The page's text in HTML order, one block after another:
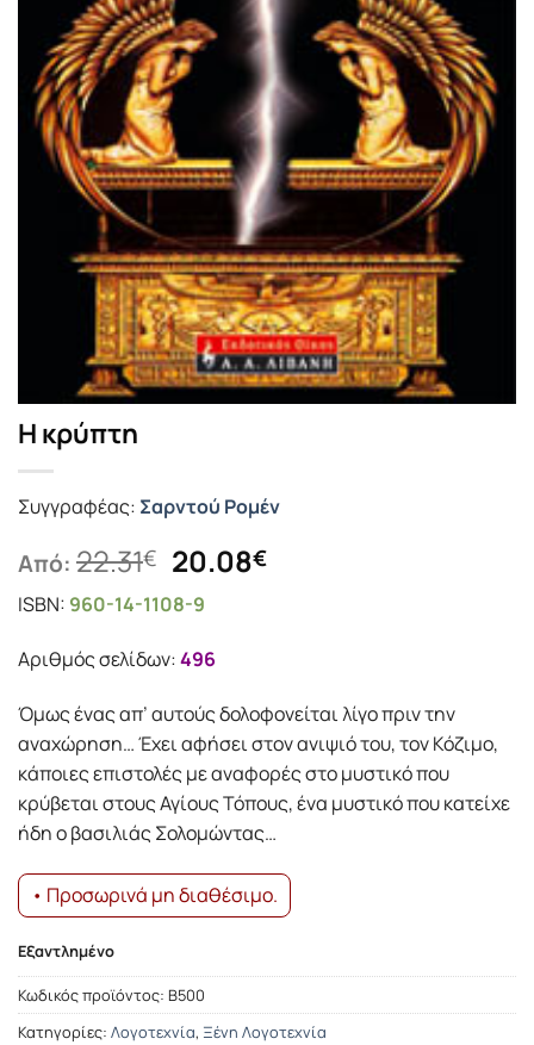
Η κρύπτη
Συγγραφέας: Σαρντού Ρομέν
Από: 22.31€ Original
price
was:
22.31€.
20.08€Η
ISBN: 960-14-1108-9
Αριθμός σελίδων:496
Όμως ένας απ’ αυτούς δολοφονείται λίγο πριν την
αναχώρηση… Έχει αφήσει στον ανιψιό του, τον Κόζιμο,
κάποιες επιστολές με αναφορές στο μυστικό που
κρύβεται στους Αγίους Τόπους, ένα μυστικό που κατείχε
ήδη ο βασιλιάς Σολομώντας…
• Προσωρινά μη διαθέσιμο.
Εξαντλημένο
Κωδικός προϊόντος: Β500
Κατηγορίες: Λογοτεχνία, Ξένη Λογοτεχνία